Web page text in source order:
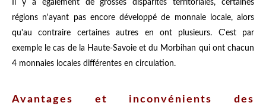
Il y a également de grosses disparités territoriales, certaines
régions n'ayant pas encore développé de monnaie locale, alors
qu'au contraire certaines autres en ont plusieurs. C'est par
exemple le cas de la Haute-Savoie et du Morbihan qui ont chacun
4 monnaies locales différentes en circulation.
Avantages et inconvénients des